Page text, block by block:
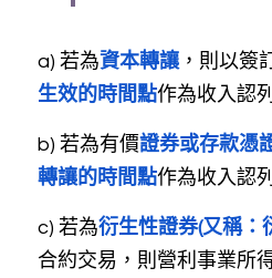
a) 若為資本轉讓 ，則以簽
生效的時間點作為收入認
b) 若為有價證券或存款憑
轉讓的時間點作為收入認
c) 若為衍生性證券(又稱：
合約交易，則營利事業所